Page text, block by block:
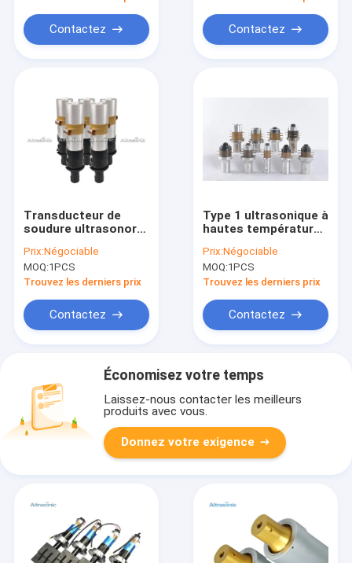
Contactez Contactez
Transducteur de
soudure ultrasonore,
ultrasonique
Prix:Négociable
MOQ:1PCS
Trouvez les derniers prix
Contactez
Type 1 ultrasonique à
hautes températures
de transducteur/2
20UNF
Prix:Négociable
MOQ:1PCS
Trouvez les derniers prix
Contactez
Économisez votre temps
Laissez-nous contacter les meilleurs
produits avec vous.
Donnez votre exigence